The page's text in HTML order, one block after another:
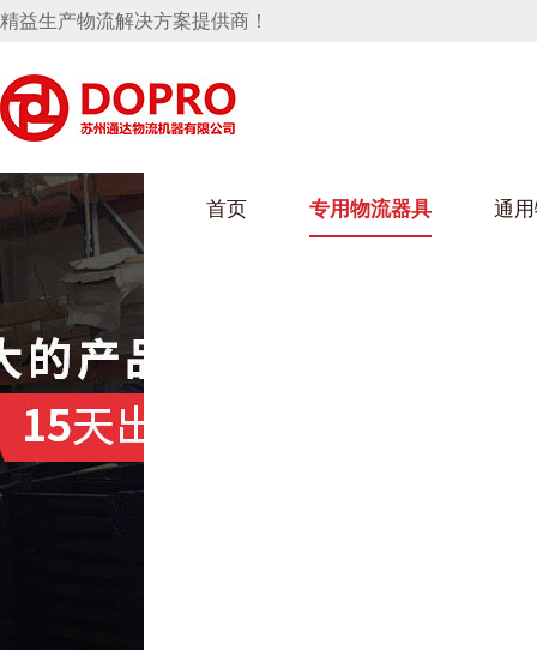
精益生产物流解决方案提供商！
首页 专用物流器具
葫芦娃下载最污架
盘 保险杠料架
冲压件料架
仪表盘料架
架
消声器料架
通
车
桶水箱支架
行业
行业